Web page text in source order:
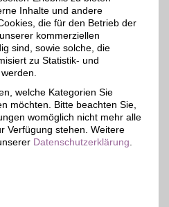
zu Top-Preisen. Jetzt
auch mit BSW-Vorteil
Heinrichstr. 30,
07545
Gera
Auf Karte anzeigen
Zum Partnerprofil
Inhalte und andere
die für den Betrieb der
kommerziellen
sind, sowie solche, die
zu Statistik- und
welche Kategorien Sie
möchten. Bitte beachten Sie,
womöglich nicht mehr alle
Verfügung stehen. Weitere
Datenschutzerklärung